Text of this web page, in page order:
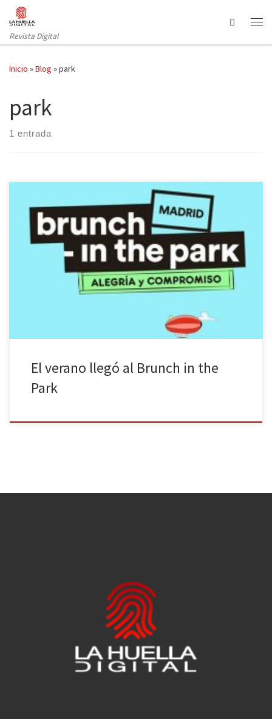
Saltar al contenido
Revista Digital
Search
Inicio »Blog »park
park
1 entrada
Importados desde Barcelona pero ya cañís de pro, los Brunch in
the Park vuelven al estío madrileño para hacernos pasar las
mejores tardes electrónicas. Por si todavía no sabes de qué van
los Brunchies, te lo cuento muy brevemente. Coges y te vas el
domingo al Tierno Galván, el […]
El verano llegó al Brunch in the
Park